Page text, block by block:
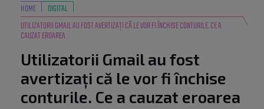
HOME
DIGITAL
UTILIZATORII GMAIL AU FOST AVERTIZAȚI CĂ LE VOR FI ÎNCHISE CONTURILE. CE A
CAUZAT EROAREA
Utilizatorii Gmail au fost
avertizați că le vor fi închise
conturile. Ce a cauzat eroarea